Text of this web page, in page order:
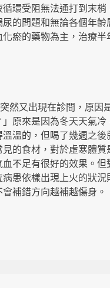
環受阻無法通打到末
的問題和無論各個年齡
瘀的藥物為主，治療
然又出現在診間，原因
原來是因為冬天天氣
溫的，但喝了幾週之
的食材，對於虛寒體
不足有很好的效果。但
患依樣出現上火的狀況
補錯方向越補越傷身。